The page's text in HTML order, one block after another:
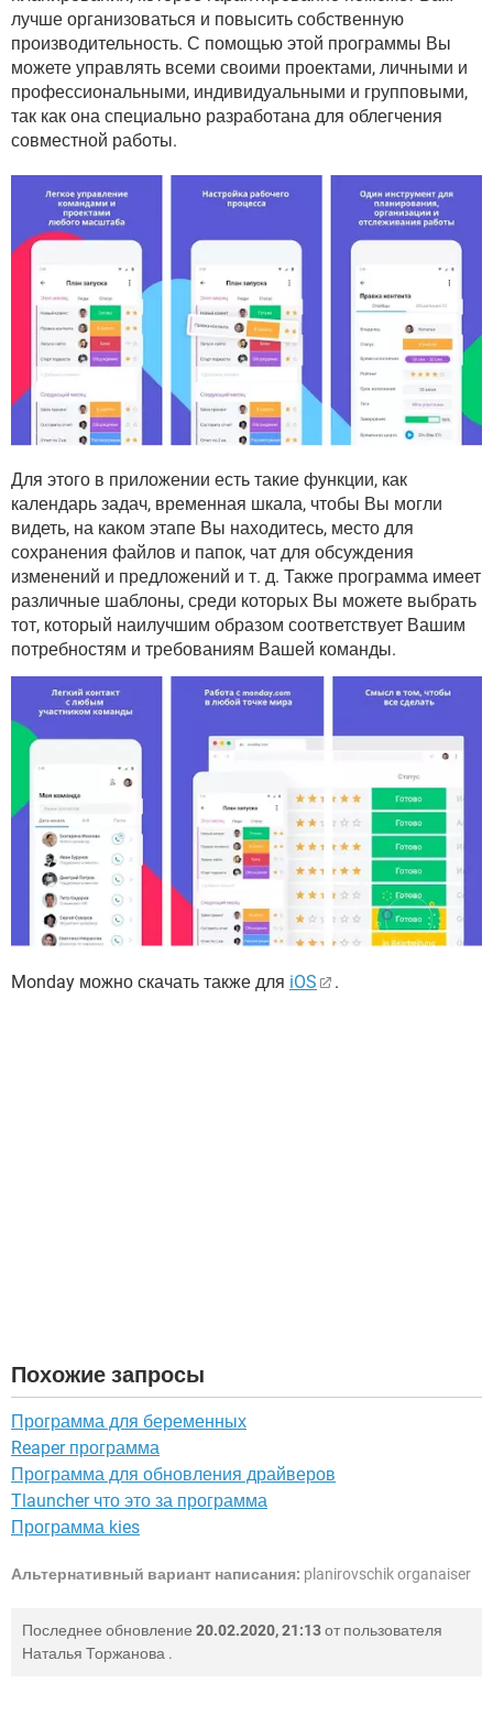
ВИДЕО GOOGLE
YANDEX
лучше организоваться и повысить собственную
производительность. С помощью этой программы Вы
можете управлять всеми своими проектами, личными и
профессиональными, индивидуальными и групповыми,
так как она специально разработана для облегчения
совместной работы.
Для этого в приложении есть такие функции, как
календарь задач, временная шкала, чтобы Вы могли
видеть, на каком этапе Вы находитесь, место для
сохранения файлов и папок, чат для обсуждения
изменений и предложений и т. д. Также программа имеет
различные шаблоны, среди которых Вы можете выбрать
тот, который наилучшим образом соответствует Вашим
потребностям и требованиям Вашей команды.
Monday можно скачать также для iOS .
Похожие запросы
Программа для беременных
Reaper программа
Программа для обновления драйверов
Tlauncher что это за программа
Программа kies
Альтернативный вариант написания: planirovschik organaiser
Последнее обновление 20.02.2020, 21:13от пользователя
Наталья Торжанова .